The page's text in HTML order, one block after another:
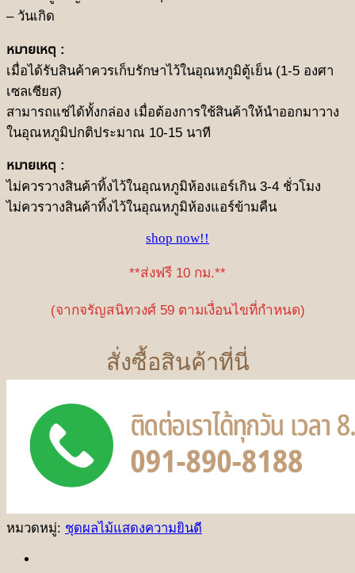
– วันเกิด
หมายเหตุ :
เมื่อได้รับสินค้าควรเก็บรักษาไว้ในอุณหภูมิตู้เย็น (1-5 องศา
เซลเซียส)
สามารถแช่ได้ทั้งกล่อง เมื่อต้องการใช้สินค้าให้นำออกมาวาง
ในอุณหภูมิปกติประมาณ 10-15 นาที
หมายเหตุ :
ไม่ควรวางสินค้าทิ้งไว้ในอุณหภูมิห้องแอร์เกิน 3-4 ชั่วโมง
ไม่ควรวางสินค้าทิ้งไว้ในอุณหภูมิห้องแอร์ข้ามคืน
shop now!!
**ส่งฟรี 10 กม.**
(จากจรัญสนิทวงศ์ 59 ตามเงื่อนไขที่กำหนด)
สั่งซื้อสินค้าที่นี่
หมวดหมู่: ชุดผลไม้แสดงความยินดี